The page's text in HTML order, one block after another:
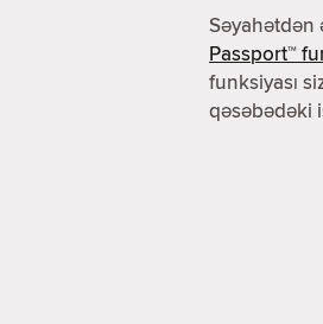
Səyahətdən
Passport™
funksiyası
qəsəbədəki